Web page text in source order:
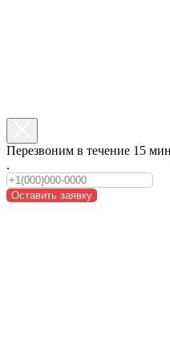
Перезвоним в течение 15
.
Оставить заявку